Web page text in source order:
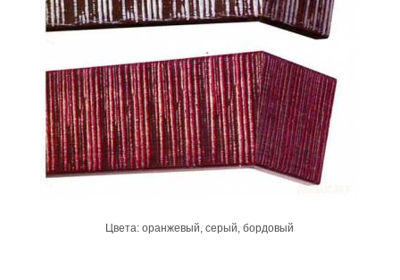
Цвета: оранжевый, серый, бордовый